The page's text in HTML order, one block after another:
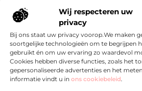
Wij respecteren uw
privacy
Bij ons staat uw privacy voorop.We maken
soortgelijke technologieën om te begrijpen
gebruikt én om uw ervaring zo waardevol
Cookies hebben diverse functies, zoals het
gepersonaliseerde advertenties en het
informatie vindt u in ons cookiebeleid.
Onze informatie